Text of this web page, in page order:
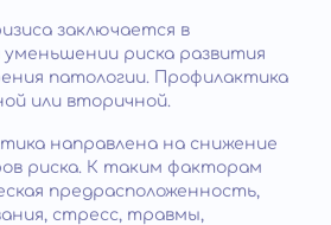
заключается в
риска развития
патологии. Профилактика
или вторичной.
направлена на снижение
риска. К таким факторам
предрасположенность,
стресс, травмы,